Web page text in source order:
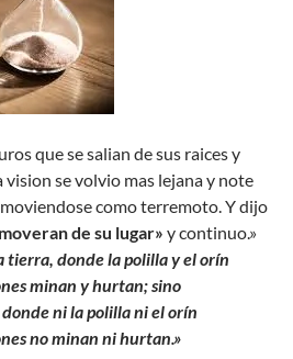
que se salian de sus raices y
se volvio mas lejana y note
como terremoto. Y dijo
de su lugar» y continuo.»
tierra, donde la polilla y el orín
minan y hurtan; sino
ni la polilla ni el orín
no minan ni hurtan.»